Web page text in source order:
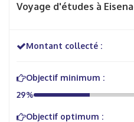
Voyage d'études à
Montant collecté :
Objectif minimum :
29%
Objectif optimum :